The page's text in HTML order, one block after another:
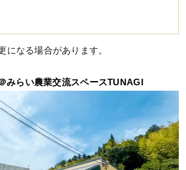
なる場合があります。
らい農業交流スペースTUNAGI